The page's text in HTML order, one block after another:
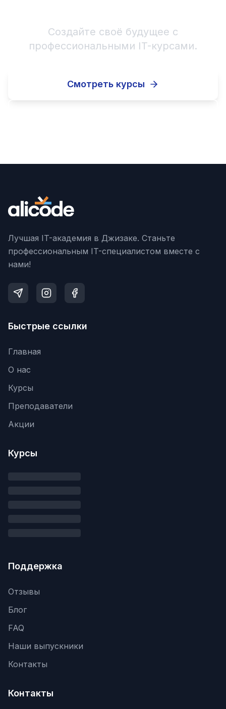
Создайте своё будущее с
профессиональными IT-курсами.
Смотреть курсы
Лучшая IT-академия в Джизаке. Станьте
профессиональным IT-специалистом вместе с
нами!
Быстрые ссылки
Главная
О нас
Курсы
Преподаватели
Акции
Курсы
Поддержка
Отзывы
Блог
FAQ
Наши выпускники
Контакты
Контакты